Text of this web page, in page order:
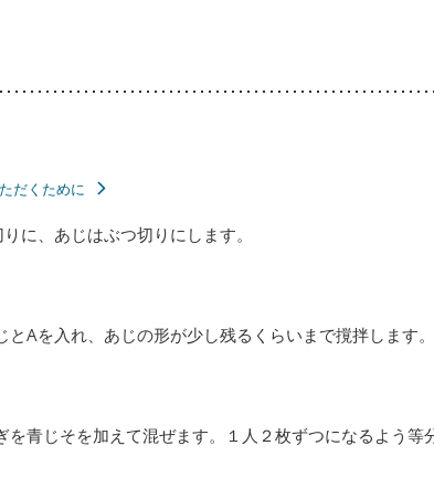
だくために
に、あじはぶつ切りにします。
Aを入れ、あじの形が少し残るくらいまで撹拌します。
を青じそを加えて混ぜます。１人２枚ずつになるよう等